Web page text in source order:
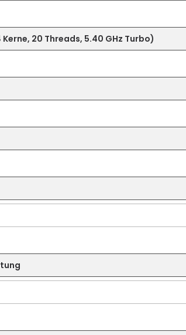
Kerne, 20 Threads, 5.40 GHz Turbo)